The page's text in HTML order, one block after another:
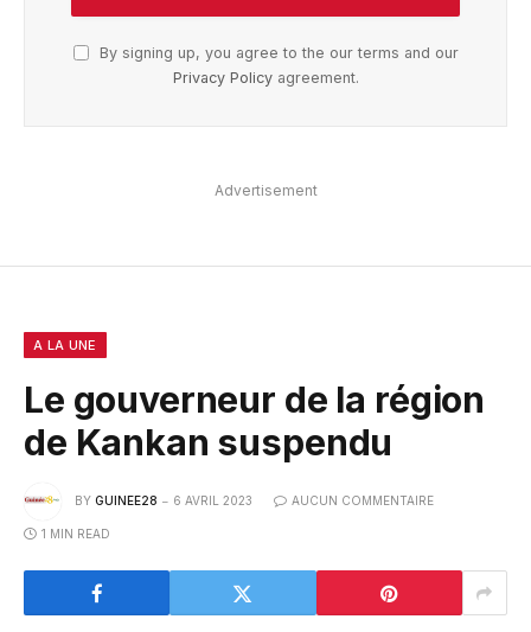
By signing up, you agree to the our terms and our
Privacy Policyagreement.
Advertisement
A LA UNE
Le gouverneur de la région
de Kankan suspendu
BY GUINEE28 6 AVRIL 2023 AUCUN COMMENTAIRE
1 MIN READ